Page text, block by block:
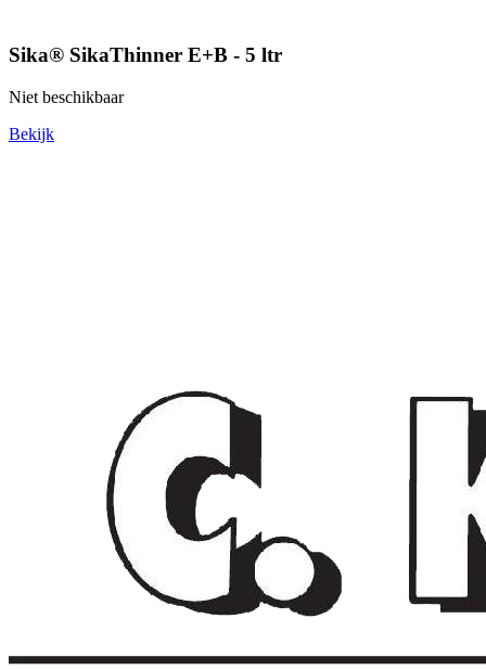
Sika® SikaThinner E+B - 5 ltr
Niet beschikbaar
Bekijk